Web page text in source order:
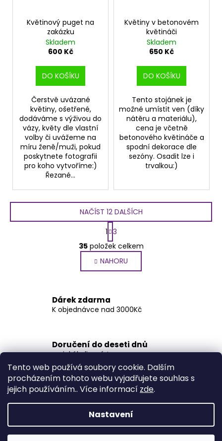
Tento web používá soubory cookie. Dalším
procházením tohoto webu vyjadřujete souhlas s
jejich používáním.. Více informací zde.
Nastavení
Květinový puget na
zakázku
Skladem
600 Kč
DO KOŠÍKU
Čerstvě uvázané
květiny, ošetřené,
dodáváme s výživou do
vázy, květy dle vlastní
volby či uvážeme na
míru ženě/muži, pokud
poskytnete fotografii
pro koho vytvoříme:)
Řezané...
Květiny v betonovém
květináči
Skladem
650 Kč
DO KOŠÍKU
Tento stojánek je
možné umístit ven (díky
nátěru a materiálu),
cena je včetně
betonového květináče a
spodní dekorace dle
sezóny. Osadit lze i
trvalkou:)
O
v
l
á
c
r
v
y
v
ý
p
i
s
u
NAČÍST 12 DALŠÍCH
S
t
r
á
n
k
n
1 3
35položek celkem
NAHORU
Dárek zdarma
K objednávce nad 3000Kč
Doručení do deseti dnů
na jakékoliv místo
Přes 3000 výdejních míst
Vytvořil Shoptet